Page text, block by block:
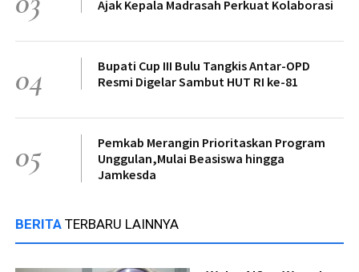
Ajak Kepala Madrasah Perkuat Kolaborasi
04
Bupati Cup III Bulu Tangkis Antar-OPD
Resmi Digelar Sambut HUT RI ke-81
05
Pemkab Merangin Prioritaskan Program
Unggulan,Mulai Beasiswa hingga
Jamkesda
BERITA TERBARU LAINNYA